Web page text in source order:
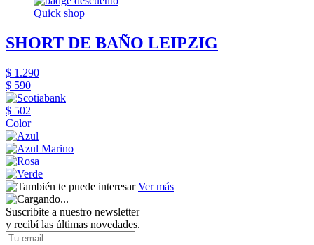
Quick shop
SHORT DE BAÑO LEIPZIG
$ 1.290
$ 590
$ 502
Color
Ver más
Suscribite a nuestro newsletter
y recibí las últimas novedades.